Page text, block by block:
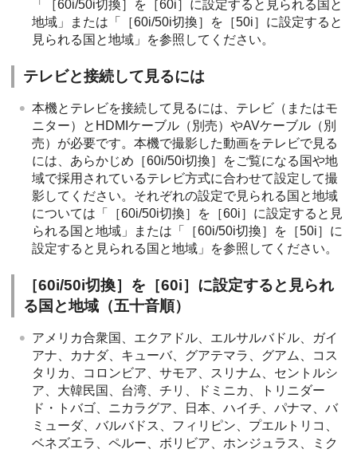
「［60i/50i切換］を［60i］に設定すると見られる国と
地域」または「［60i/50i切換］を［50i］に設定すると
見られる国と地域」を参照してください。
テレビと接続して見るには
本機とテレビを接続して見るには、テレビ（またはモ
ニター）とHDMIケーブル（別売）やAVケーブル（別
売）が必要です。本機で撮影した動画をテレビで見る
には、あらかじめ［60i/50i切換］をご覧になる国や地
域で採用されているテレビ方式に合わせて設定して撮
影してください。それぞれの設定で見られる国と地域
については「［60i/50i切換］を［60i］に設定すると見
られる国と地域」または「［60i/50i切換］を［50i］に
設定すると見られる国と地域」を参照してください。
［60i/50i切換］を［60i］に設定すると見られ
る国と地域（五十音順）
アメリカ合衆国、エクアドル、エルサルバドル、ガイ
アナ、カナダ、キューバ、グアテマラ、グアム、コス
タリカ、コロンビア、サモア、スリナム、セントルシ
ア、大韓民国、台湾、チリ、ドミニカ、トリニダー
ド・トバゴ、ニカラグア、日本、ハイチ、パナマ、バ
ミューダ、バルバドス、フィリピン、プエルトリコ、
ベネズエラ、ペルー、ボリビア、ホンジュラス、ミク